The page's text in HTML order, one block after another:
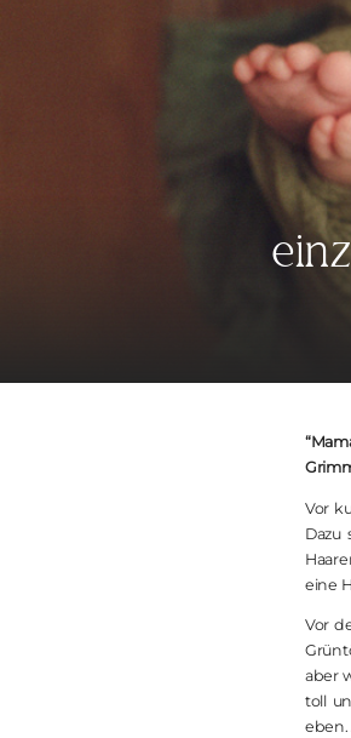
Vor
Dazu
eine
Vor
aber
toll
eben.